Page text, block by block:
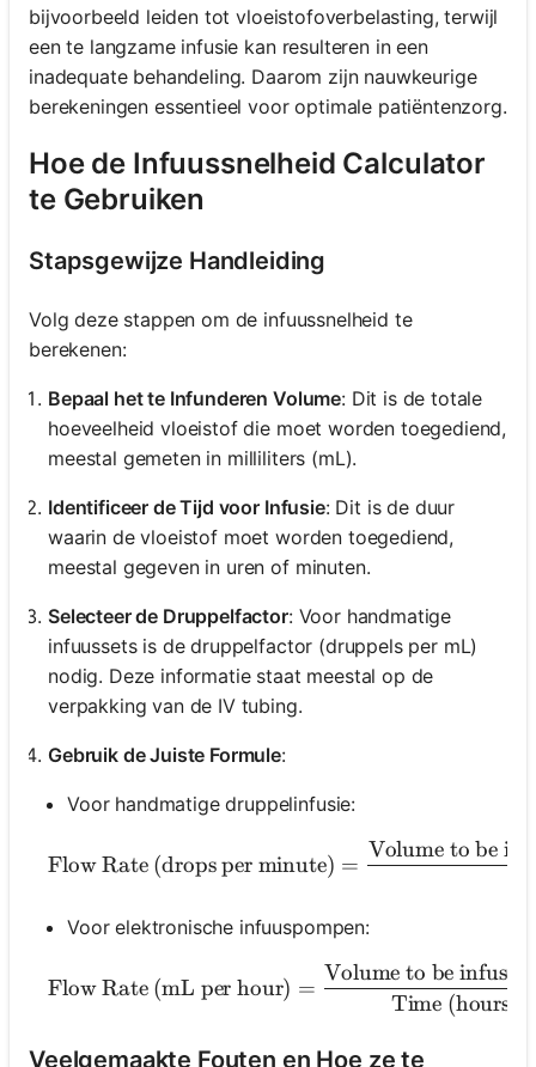
bijvoorbeeld leiden tot vloeistofoverbelasting, terwijl
een te langzame infusie kan resulteren in een
inadequate behandeling. Daarom zijn nauwkeurige
berekeningen essentieel voor optimale patiëntenzorg.
Hoe de Infuussnelheid Calculator
te Gebruiken
Stapsgewijze Handleiding
Volg deze stappen om de infuussnelheid te
berekenen:
Bepaal het te Infunderen Volume: Dit is de totale
hoeveelheid vloeistof die moet worden toegediend,
meestal gemeten in milliliters (mL).
Identificeer de Tijd voor Infusie: Dit is de duur
waarin de vloeistof moet worden toegediend,
meestal gegeven in uren of minuten.
Selecteer de Druppelfactor: Voor handmatige
infuussets is de druppelfactor (druppels per mL)
nodig. Deze informatie staat meestal op de
verpakking van de IV tubing.
Gebruik de Juiste Formule:
Voor handmatige druppelinfusie:
Flow Rate (drops per minute) =
Volume to be
Voor elektronische infuuspompen:
\text{Flow Rate
Flow Rate (mL per hour) =
Time (hours)
Volume to be
Veelgemaakte Fouten en Hoe ze te